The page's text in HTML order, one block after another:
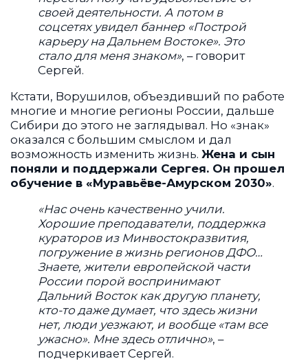
своей деятельности. А потом в
соцсетях увидел баннер «Построй
карьеру на Дальнем Востоке». Это
стало для меня знаком», – говорит
Сергей.
Кстати, Ворушилов, объездивший по работе
многие и многие регионы России, дальше
Сибири до этого не заглядывал. Но «знак»
оказался с большим смыслом и дал
возможность изменить жизнь. Жена и сын
поняли и поддержали Сергея. Он прошел
обучение в «Муравьёве-Амурском 2030».
«Нас очень качественно учили.
Хорошие преподаватели, поддержка
кураторов из Минвостокразвития,
погружение в жизнь регионов ДФО…
Знаете, жители европейской части
России порой воспринимают
Дальний Восток как другую планету,
кто-то даже думает, что здесь жизни
нет, люди уезжают, и вообще «там все
ужасно». Мне здесь отлично», –
подчеркивает Сергей.